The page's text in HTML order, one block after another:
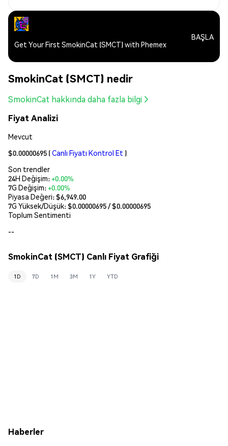
Get Your First SmokinCat (SMCT) with Phemex
BAŞLA
SmokinCat (SMCT) nedir
SmokinCat hakkında daha fazla bilgi
Fiyat Analizi
Mevcut
$0.00000695 (Canlı Fiyatı Kontrol Et )
Son trendler
24H Değişim:+0.00%
7G Değişim:+0.00%
Piyasa Değeri:$6,949.00
7G Yüksek/Düşük: $0.00000695/ $0.00000695
Toplum Sentimenti
--
SmokinCat (SMCT) Canlı Fiyat Grafiği
1D 7D 1M 3M 1Y YTD
Haberler